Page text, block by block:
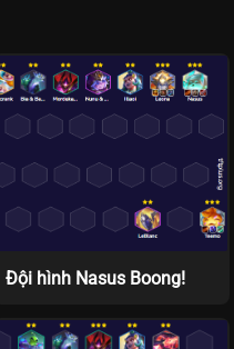
Đội hình Nasus Boong!